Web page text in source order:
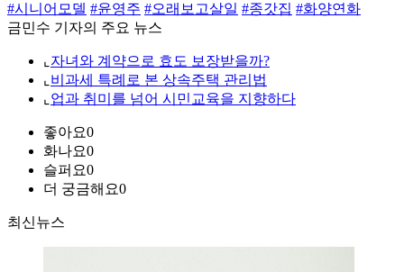
#시니어모델 #윤영주 #오래보고살일 #종갓집 #화양연화
금민수 기자의 주요 뉴스
⌞ 자녀와 계약으로 효도 보장받을까?
⌞ 비과세 특례로 본 상속주택 관리법
⌞ 업과 취미를 넘어 시민교육을 지향하다
좋아요0
화나요0
슬퍼요0
더 궁금해요0
최신뉴스